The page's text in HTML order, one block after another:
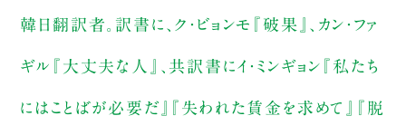
韓日翻訳者。訳書に、ク・ビョンモ『破果』、カン・ファ
ギル『大丈夫な人』、共訳書にイ・ミンギョン『私たち
にはことばが必要だ』『失われた賃金を求めて』『脱